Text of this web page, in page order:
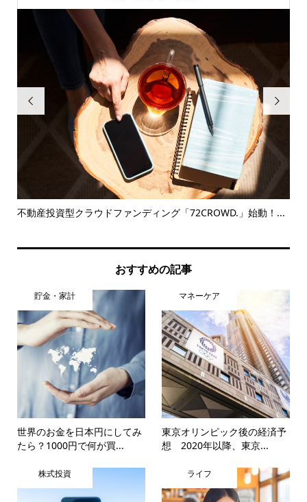

不動産投資型クラウドファンディング「72CROWD.」始動！...

おすすめの記事
貯金・家計
世界のお金を日本円にしてみ
たら？1000円で何が買...
マネーケア
東京オリンピック後の経済予
想 2020年以降、東京...
株式投資 ライフ